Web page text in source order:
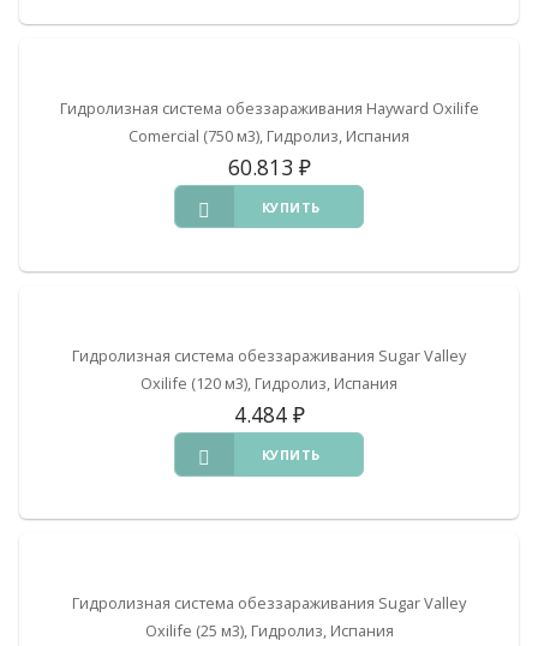
Гидролизная система обеззараживания Hayward Oxilife
Comercial (750 м3), Гидролиз, Испания
60.813 ₽
КУПИТЬ
Гидролизная система обеззараживания Sugar Valley
Oxilife (120 м3), Гидролиз, Испания
4.484 ₽
КУПИТЬ
Гидролизная система обеззараживания Sugar Valley
Oxilife (25 м3), Гидролиз, Испания